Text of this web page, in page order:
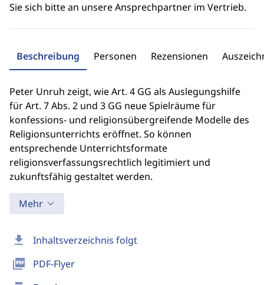
download Inhaltsverzeichnis folgt
picture_as_pdf PDF-Flyer
Sie sich bitte an unsere Ansprechpartner im Vertrieb.
Beschreibung Personen Rezensionen
Peter Unruh zeigt, wie Art. 4 GG als Auslegungshilfe
für Art. 7 Abs. 2 und 3 GG neue Spielräume für
konfessions- und religionsübergreifende Modelle des
Religionsunterrichts eröffnet. So können
entsprechende Unterrichtsformate
religionsverfassungsrechtlich legitimiert und
zukunftsfähig gestaltet werden.
Mehr